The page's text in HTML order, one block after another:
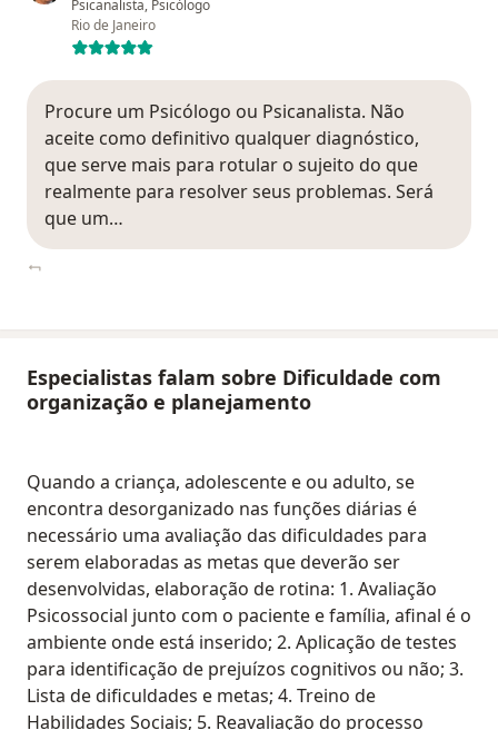
Psicanalista, Psicólogo
Rio de Janeiro
Procure um Psicólogo ou Psicanalista. Não
aceite como definitivo qualquer diagnóstico,
que serve mais para rotular o sujeito do que
realmente para resolver seus problemas. Será
que um…
Especialistas falam sobre Dificuldade com
organização e planejamento
Quando a criança, adolescente e ou adulto, se
encontra desorganizado nas funções diárias é
necessário uma avaliação das dificuldades para
serem elaboradas as metas que deverão ser
desenvolvidas, elaboração de rotina: 1. Avaliação
Psicossocial junto com o paciente e família, afinal é o
ambiente onde está inserido; 2. Aplicação de testes
para identificação de prejuízos cognitivos ou não; 3.
Lista de dificuldades e metas; 4. Treino de
Habilidades Sociais; 5. Reavaliação do processo